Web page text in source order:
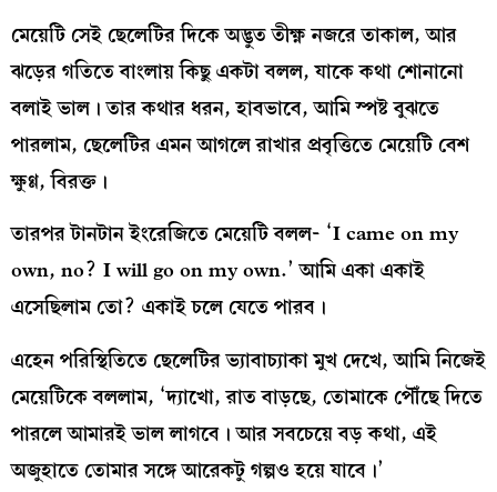
মেয়েটি সেই ছেলেটির দিকে অদ্ভুত তীক্ষ্ণ নজরে তাকাল, আর
ঝড়ের গতিতে বাংলায় কিছু একটা বলল, যাকে কথা শোনানো
বলাই ভাল। তার কথার ধরন, হাবভাবে, আমি স্পষ্ট বুঝতে
পারলাম, ছেলেটির এমন আগলে রাখার প্রবৃত্তিতে মেয়েটি বেশ
ক্ষুণ্ণ, বিরক্ত।
তারপর টানটান ইংরেজিতে মেয়েটি বলল- ‘I came on my
own, no? I will go on my own.’ আমি একা একাই
এসেছিলাম তো? একাই চলে যেতে পারব।
এহেন পরিস্থিতিতে ছেলেটির ভ্যাবাচ্যাকা মুখ দেখে, আমি নিজেই
মেয়েটিকে বললাম, ‘দ্যাখো, রাত বাড়ছে, তোমাকে পৌঁছে দিতে
পারলে আমারই ভাল লাগবে। আর সবচেয়ে বড় কথা, এই
অজুহাতে তোমার সঙ্গে আরেকটু গল্পও হয়ে যাবে।’